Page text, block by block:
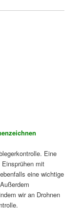
Eine
mit
eine wichtige
wir an Drohnen